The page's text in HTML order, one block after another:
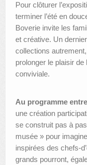
Pour clôturer
terminer l’été en
Boverie invite les
et créative. Un
collections
prolonger le plaisir
conviviale.
Au programme
une création
se construit pas à
musée » pour
inspirées des chefs-
grands pourront,